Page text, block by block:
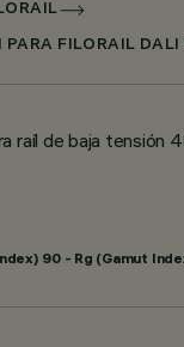
FILORAIL DALI
raíl de baja tensión
90 - Rg (Gamut